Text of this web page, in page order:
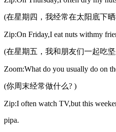
(在星期四，我经常在太阳底下
Zip:On Friday,I eat nuts withmy
(在星期五，我和朋友们一起吃
Zoom:What do you usually do on
(你周末经常做什么? )
Zip:I often watch TV,but this
pipa.